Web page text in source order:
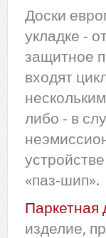
Доски
укладке -
защитное
входят
либо - в
«паз-шип».
Паркетная
изделие,